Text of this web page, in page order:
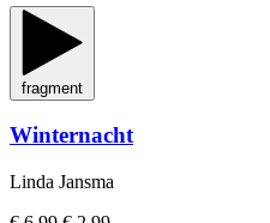
fragment
Winternacht
Linda Jansma